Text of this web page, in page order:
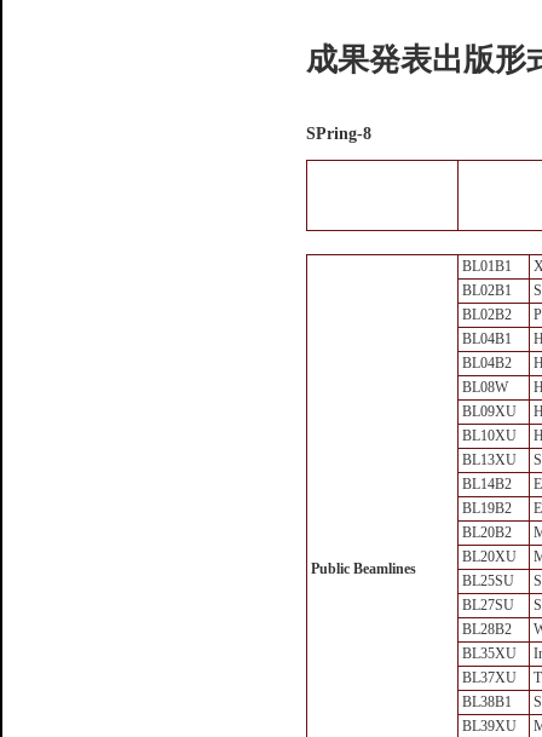
成果発表出版形
SPring-8
Public Beamlines
BL01B1
BL02B1
BL02B2
BL04B1
BL04B2
BL08W
BL09XU
BL10XU
BL13XU
BL14B2
BL19B2
BL20B2
BL20XU
BL25SU
BL27SU
BL28B2
BL35XU
BL37XU
BL38B1
BL39XU